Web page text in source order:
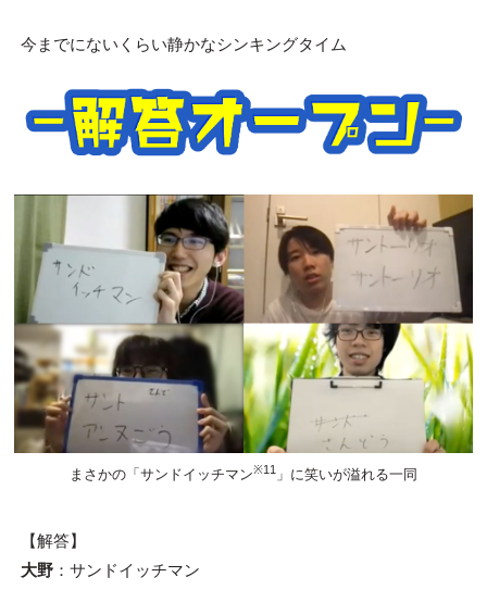
今までにないくらい静かなシンキングタイム
まさかの「サンドイッチマン※11 」に笑いが溢れる一同
【解答】
大野：サンドイッチマン